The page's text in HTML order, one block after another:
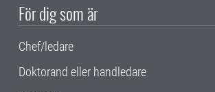
För dig som är
Chef/ledare
Doktorand eller handledare